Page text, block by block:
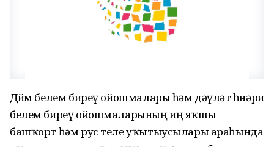
Дөйөм белем биреү ойошмалары һәм дәүләт һөнәри
белем биреү ойошмаларының иң яҡшы
башҡорт һәм рус теле уҡытыусылары араһында